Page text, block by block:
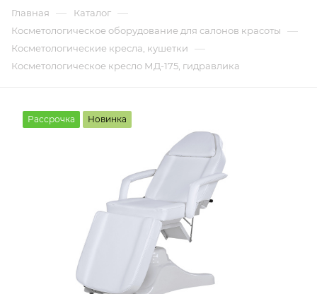
Главная — Каталог —
Косметологическое оборудование для салонов красоты —
Косметологические кресла, кушетки —
Косметологическое кресло МД-175, гидравлика
Рассрочка Новинка